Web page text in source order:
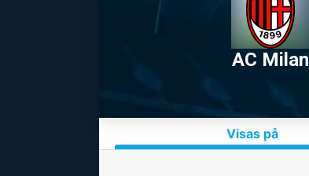
AC Milan
Visas på